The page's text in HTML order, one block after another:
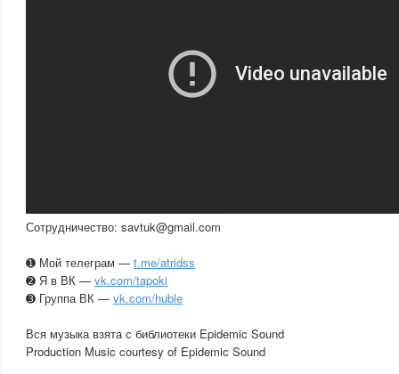
Сотрудничество: savtuk@gmail.com
➊ Мой телеграм — t.me/atridss
➋ Я в ВК — vk.com/tapoki
➌ Группа ВК — vk.com/huble
Вся музыка взята с библиотеки Epidemic Sound
Production Music courtesy of Epidemic Sound